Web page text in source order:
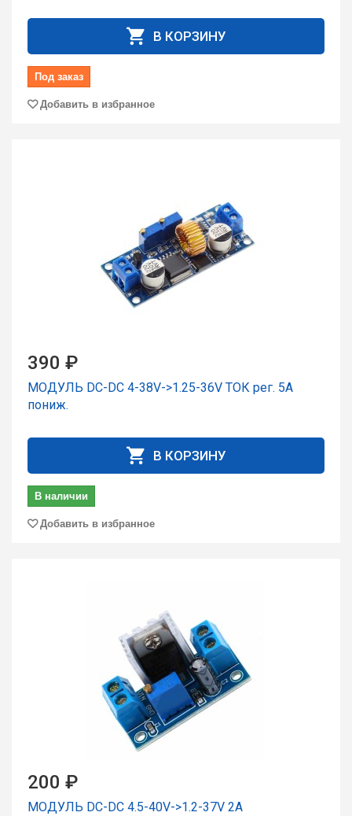
В КОРЗИНУ
Под заказ
Добавить в избранное
390 ₽
МОДУЛЬ DC-DC 4-38V->1.25-36V ТОК рег. 5A
пониж.
В КОРЗИНУ
В наличии
Добавить в избранное
200 ₽
МОДУЛЬ DC-DC 4.5-40V->1.2-37V 2A